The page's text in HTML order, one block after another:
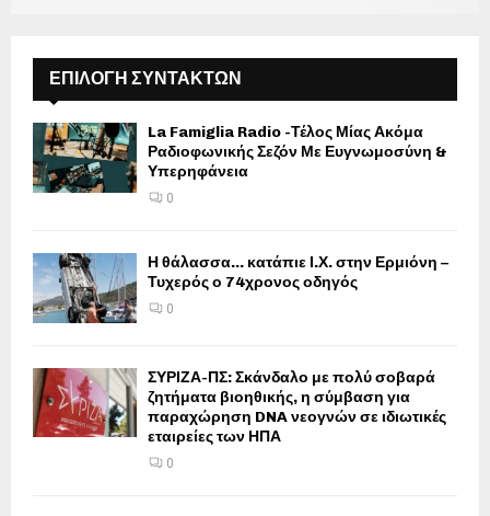
ΕΠΙΛΟΓΗ ΣΥΝΤΑΚΤΩΝ
La Famiglia Radio -Τέλος Μίας Ακόμα
Ραδιοφωνικής Σεζόν Με Ευγνωμοσύνη &
Υπερηφάνεια
0
Η θάλασσα… κατάπιε Ι.Χ. στην Ερμιόνη –
Τυχερός ο 74χρονος οδηγός
0
ΣΥΡΙΖΑ-ΠΣ: Σκάνδαλο με πολύ σοβαρά
ζητήματα βιοηθικής, η σύμβαση για
παραχώρηση DNA νεογνών σε ιδιωτικές
εταιρείες των ΗΠΑ
0